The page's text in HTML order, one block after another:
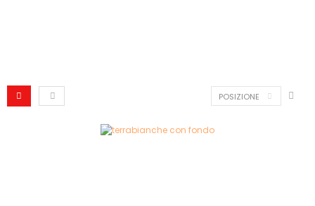
POSIZIONE